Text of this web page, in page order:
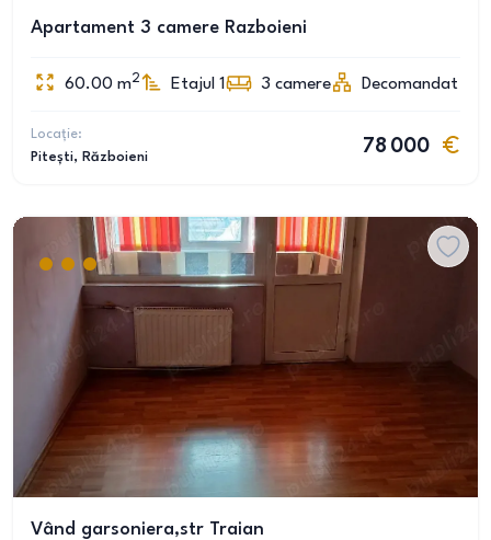
Apartament 3 camere Razboieni
60.00 m2 Etajul 1 3 camere Decomandat
Locație:
Pitești, Războieni
78 000
Vând garsoniera,str Traian